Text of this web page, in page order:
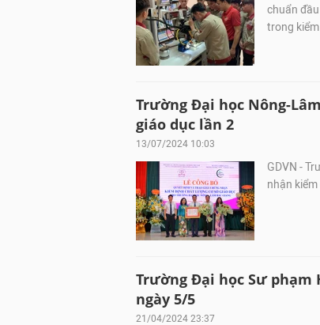
chuẩn
trong
Trường Đại học Nông-
giáo dục lần 2
13/07/2024 10:03
GDVN -
nhận
Trường Đại học Sư phạm
ngày 5/5
21/04/2024 23:37